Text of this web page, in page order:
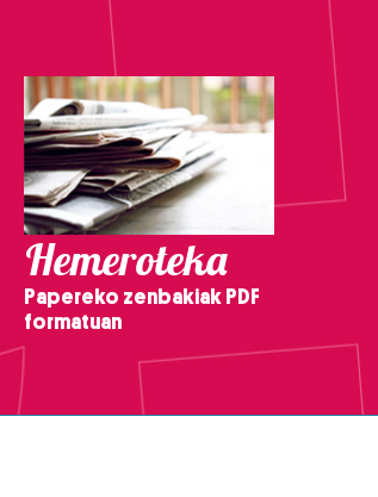
Hemeroteka
Papereko zenbakiak PDF
formatuan